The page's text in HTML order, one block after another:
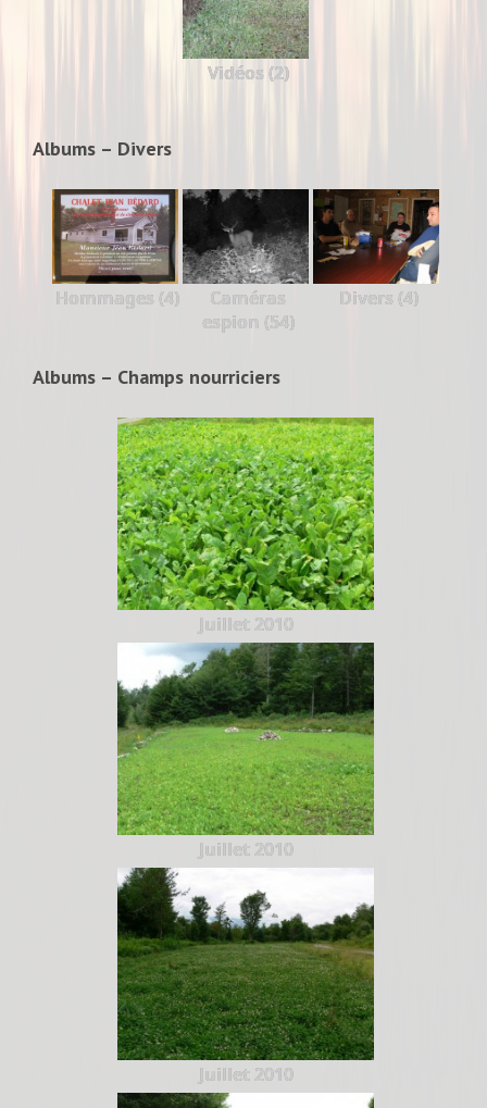
Vidéos (2)
Albums – Divers
Hommages (4)
Caméras
espion (54)
Divers (4)
Albums – Champs nourriciers
Juillet 2010
Juillet 2010
Juillet 2010